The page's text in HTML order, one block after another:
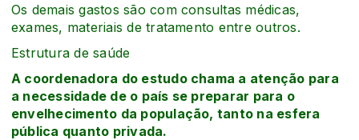
Os demais gastos são com consultas médicas,
exames, materiais de tratamento entre outros.
Estrutura de saúde
A coordenadora do estudo chama a atenção para
a necessidade de o país se preparar para o
envelhecimento da população, tanto na esfera
pública quanto privada.